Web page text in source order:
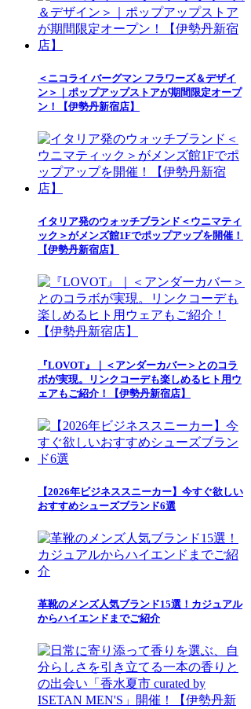
＜ニコライ バーグマン フラワーズ＆デザイ
ン＞｜ポップアップストアが期間限定オープ
ン！【伊勢丹新宿店】
イタリア発のウォッチブランド＜ウニマティ
ック＞がメンズ館1Fでポップアップを開催！
【伊勢丹新宿店】
『LOVOT』｜＜アンダーカバー＞とのコラ
ボが実現。リンクコーデも楽しめるヒト用ウ
ェアもご紹介！【伊勢丹新宿店】
【2026年ビジネススニーカー】今すぐ欲しい
おすすめシューズブランド6選
革靴のメンズ人気ブランド15選！カジュアル
からハイエンドまでご紹介